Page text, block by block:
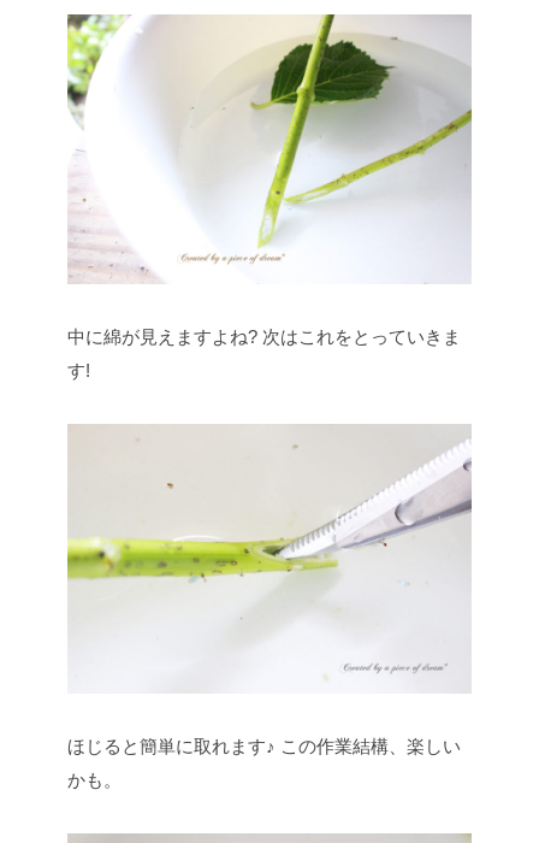
中に綿が見えますよね? 次はこれをとっていきま
す!
ほじると簡単に取れます♪ この作業結構、楽しい
かも。